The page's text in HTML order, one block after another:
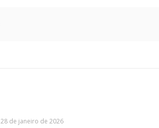
28 de janeiro de 2026